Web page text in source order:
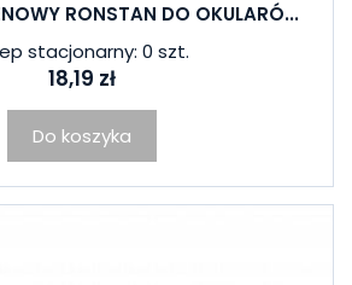
RONSTAN DO OKULARÓ...
stacjonarny: 0 szt.
18,19 zł
Do koszyka